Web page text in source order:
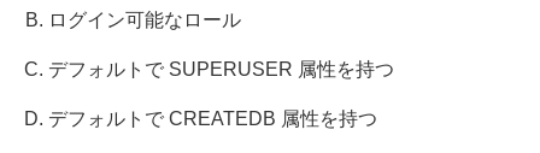
ログイン可能なロール
デフォルトで SUPERUSER 属性を持つ
デフォルトで CREATEDB 属性を持つ